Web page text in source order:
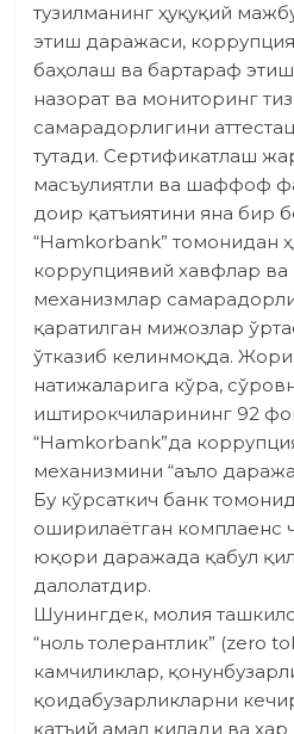
тузилманинг ҳуқуқий
этиш даражаси,
баҳолаш ва бартараф
назорат ва мониторинг
самарадорлигини
тутади. Сертификатлаш
масъулиятли ва шаффоф
доир қатъиятини яна бир
“Hamkorbank” томонидан
коррупциявий хавфлар
механизмлар
қаратилган мижозлар
ўтказиб келинмоқда.
натижаларига кўра,
иштирокчиларининг 92
“Hamkorbank”да
механизмини “аъло
Бу кўрсаткич банк
оширилаётган комплаенс
юқори даражада қабул
далолатдир.
Шунингдек, молия
“ноль толерант­лик” (zero
камчиликлар,
қоидабузарликларни
қатъий амал қилади ва ҳар